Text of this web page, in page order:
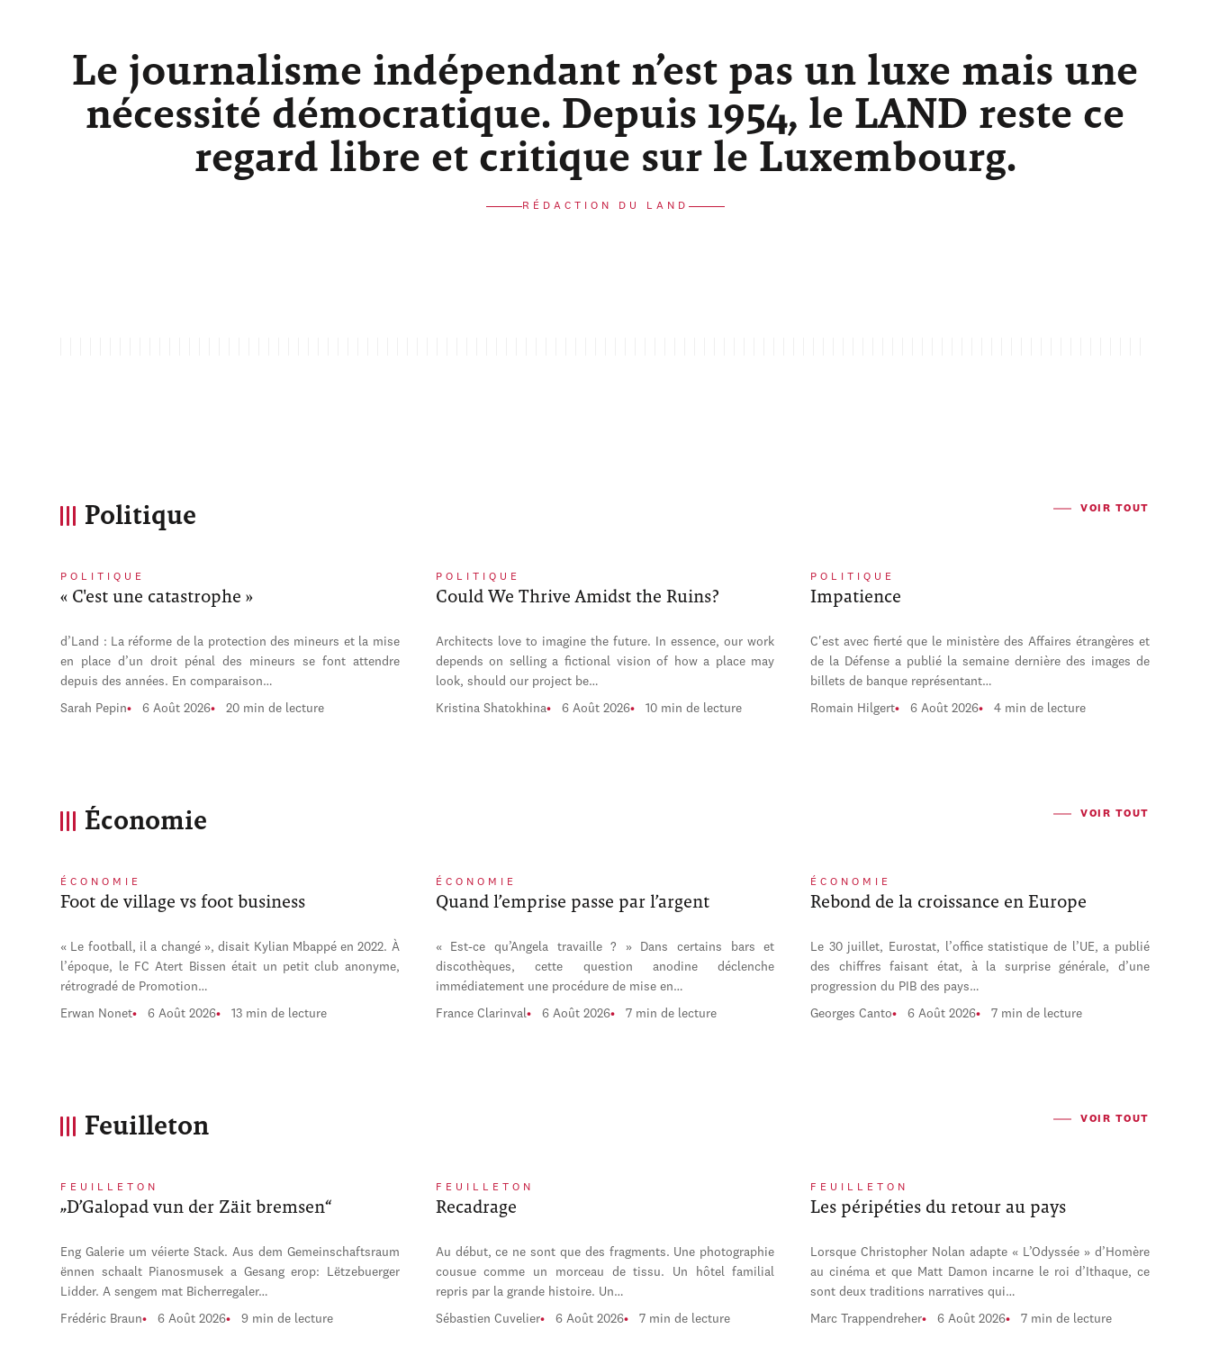
Le journalisme indépendant n’est pas un luxe mais une
nécessité démocratique. Depuis 1954, le LAND reste ce
regard libre et critique sur le Luxembourg.
RÉDACTION DU LAND
Politique VOIR TOUT
POLITIQUE
« C'est une catastrophe »
d’Land : La réforme de la protection des mineurs et la mise
en place d’un droit pénal des mineurs se font attendre
depuis des années. En comparaison…
Sarah Pepin 6 Août 2026 20 min de lecture
POLITIQUE
Could We Thrive Amidst the Ruins?
Architects love to imagine the future. In essence, our work
depends on selling a fictional vision of how a place may
look, should our project be…
Kristina Shatokhina 6 Août 2026 10 min de lecture
POLITIQUE
Impatience
C'est avec fierté que le ministère des Affaires étrangères et
de la Défense a publié la semaine dernière des images de
billets de banque représentant…
Romain Hilgert 6 Août 2026 4 min de lecture
Économie VOIR TOUT
ÉCONOMIE
Foot de village vs foot business
« Le football, il a changé », disait Kylian Mbappé en 2022. À
l’époque, le FC Atert Bissen était un petit club anonyme,
rétrogradé de Promotion…
Erwan Nonet 6 Août 2026 13 min de lecture
ÉCONOMIE
Quand l’emprise passe par l’argent
« Est-ce qu’Angela travaille ? » Dans certains bars et
discothèques, cette question anodine déclenche
immédiatement une procédure de mise en…
France Clarinval 6 Août 2026 7 min de lecture
ÉCONOMIE
Rebond de la croissance en Europe
Le 30 juillet, Eurostat, l’office statistique de l’UE, a publié
des chiffres faisant état, à la surprise générale, d’une
progression du PIB des pays…
Georges Canto 6 Août 2026 7 min de lecture
Feuilleton VOIR TOUT
FEUILLETON
„D’Galopad vun der Zäit bremsen“
Eng Galerie um véierte Stack. Aus dem Gemeinschaftsraum
ënnen schaalt Pianosmusek a Gesang erop: Lëtzebuerger
Lidder. A sengem mat Bicherregaler…
Frédéric Braun 6 Août 2026 9 min de lecture
FEUILLETON
Recadrage
Au début, ce ne sont que des fragments. Une photographie
cousue comme un morceau de tissu. Un hôtel familial
repris par la grande histoire. Un…
Sébastien Cuvelier 6 Août 2026 7 min de lecture
FEUILLETON
Les péripéties du retour au pays
Lorsque Christopher Nolan adapte « L’Odyssée » d’Homère
au cinéma et que Matt Damon incarne le roi d’Ithaque, ce
sont deux traditions narratives qui…
Marc Trappendreher 6 Août 2026 7 min de lecture